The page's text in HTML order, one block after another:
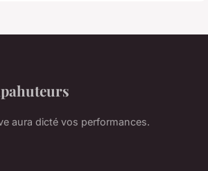
aura dicté vos performances.